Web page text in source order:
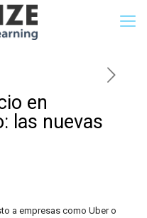
en
las nuevas
a empresas como Uber o